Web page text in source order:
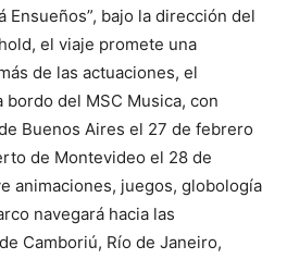
Ensueños”, bajo la dirección del
el viaje promete una
de las actuaciones, el
del MSC Musica, con
Buenos Aires el 27 de febrero
de Montevideo el 28 de
animaciones, juegos, globología
navegará hacia las
Camboriú, Río de Janeiro,